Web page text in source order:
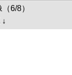
6/8）